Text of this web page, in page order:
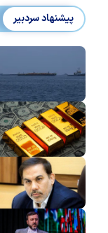
پیشنهاد سردبیر